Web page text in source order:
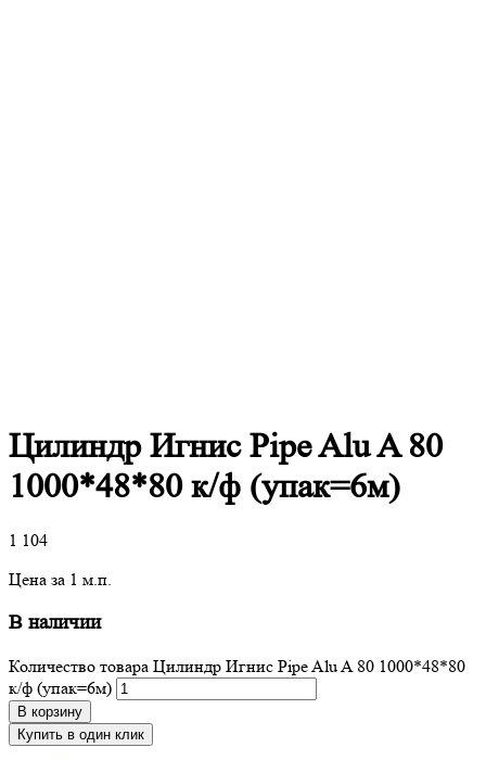
Цилиндр Игнис Pipe Alu A 80
1000*48*80 к/ф (упак=6м)
1 104
Цена за 1 м.п.
В наличии
Количество товара Цилиндр Игнис Pipe Alu A 80 1000*48*80
к/ф (упак=6м)
В корзину
Купить в один клик